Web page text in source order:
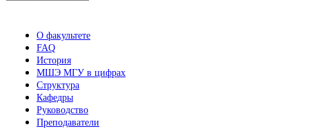
О факультете
FAQ
История
МШЭ МГУ в цифрах
Структура
Кафедры
Руководство
Преподаватели